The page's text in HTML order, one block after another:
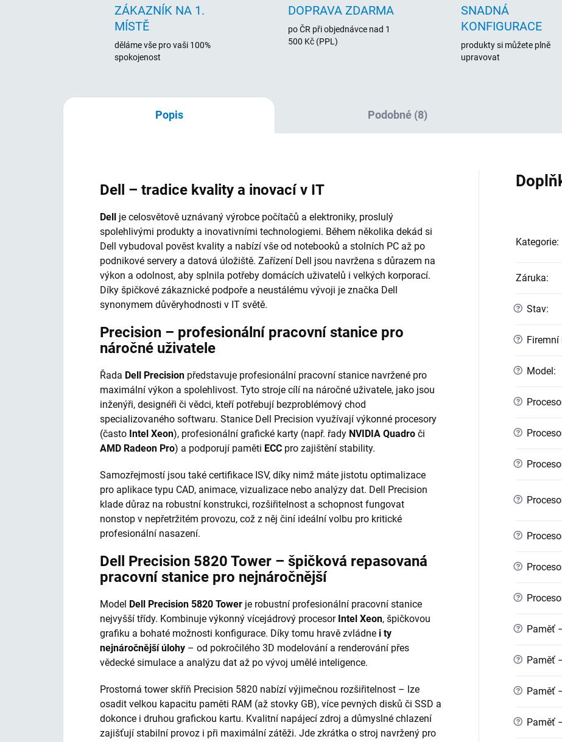
ZÁKAZNÍK NA 1.
MÍSTĚ
děláme vše pro vaši 100%
spokojenost
DOPRAVA ZDARMA
po ČR při objednávce nad 1
500 Kč (PPL)
SNADNÁ
KONFIGURACE
produkty si můžete plně
upravovat
Popis Podobné (8)
Dell – tradice kvality a inovací v IT
Dell je celosvětově uznávaný výrobce počítačů a elektroniky, proslulý
spolehlivými produkty a inovativními technologiemi. Během několika dekád si
Dell vybudoval pověst kvality a nabízí vše od notebooků a stolních PC až po
podnikové servery a datová úložiště. Zařízení Dell jsou navržena s důrazem na
výkon a odolnost, aby splnila potřeby domácích uživatelů i velkých korporací.
Díky špičkové zákaznické podpoře a neustálému vývoji je značka Dell
synonymem důvěryhodnosti v IT světě.
Precision – profesionální pracovní stanice pro
náročné uživatele
Řada Dell Precision představuje profesionální pracovní stanice navržené pro
maximální výkon a spolehlivost. Tyto stroje cílí na náročné uživatele, jako jsou
inženýři, designéři či vědci, kteří potřebují bezproblémový chod
specializovaného softwaru. Stanice Dell Precision využívají výkonné procesory
(často Intel Xeon), profesionální grafické karty (např. řady NVIDIA Quadro či
AMD Radeon Pro) a podporují paměti ECC pro zajištění stability.
Samozřejmostí jsou také certifikace ISV, díky nimž máte jistotu optimalizace
pro aplikace typu CAD, animace, vizualizace nebo analýzy dat. Dell Precision
klade důraz na robustní konstrukci, rozšiřitelnost a schopnost fungovat
nonstop v nepřetržitém provozu, což z něj činí ideální volbu pro kritické
profesionální nasazení.
Dell Precision 5820 Tower – špičková repasovaná
pracovní stanice pro nejnáročnější
Model Dell Precision 5820 Tower je robustní profesionální pracovní stanice
nejvyšší třídy. Kombinuje výkonný vícejádrový procesor Intel Xeon, špičkovou
grafiku a bohaté možnosti konfigurace. Díky tomu hravě zvládne i ty
nejnáročnější úlohy – od pokročilého 3D modelování a renderování přes
vědecké simulace a analýzu dat až po vývoj umělé inteligence.
Prostorná tower skříň Precision 5820 nabízí výjimečnou rozšiřitelnost – lze
osadit velkou kapacitu paměti RAM (až stovky GB), více pevných disků či SSD a
dokonce i druhou grafickou kartu. Kvalitní napájecí zdroj a důmyslné chlazení
zajišťují stabilní provoz i při maximální zátěži. Jde zkrátka o stroj navržený pro
Kategorie:
Záruka:
? Stav:
? Firemní
? Model :
?
?
?
?
?
?
?
? Paměť
? Paměť
? Paměť
? Paměť